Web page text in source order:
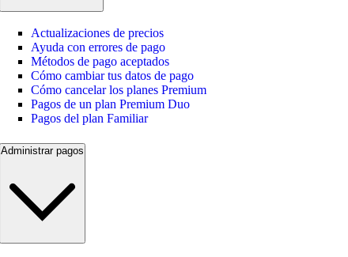
Actualizaciones de precios
Ayuda con errores de pago
Métodos de pago aceptados
Cómo cambiar tus datos de pago
Cómo cancelar los planes Premium
Pagos de un plan Premium Duo
Pagos del plan Familiar
Administrar pagos